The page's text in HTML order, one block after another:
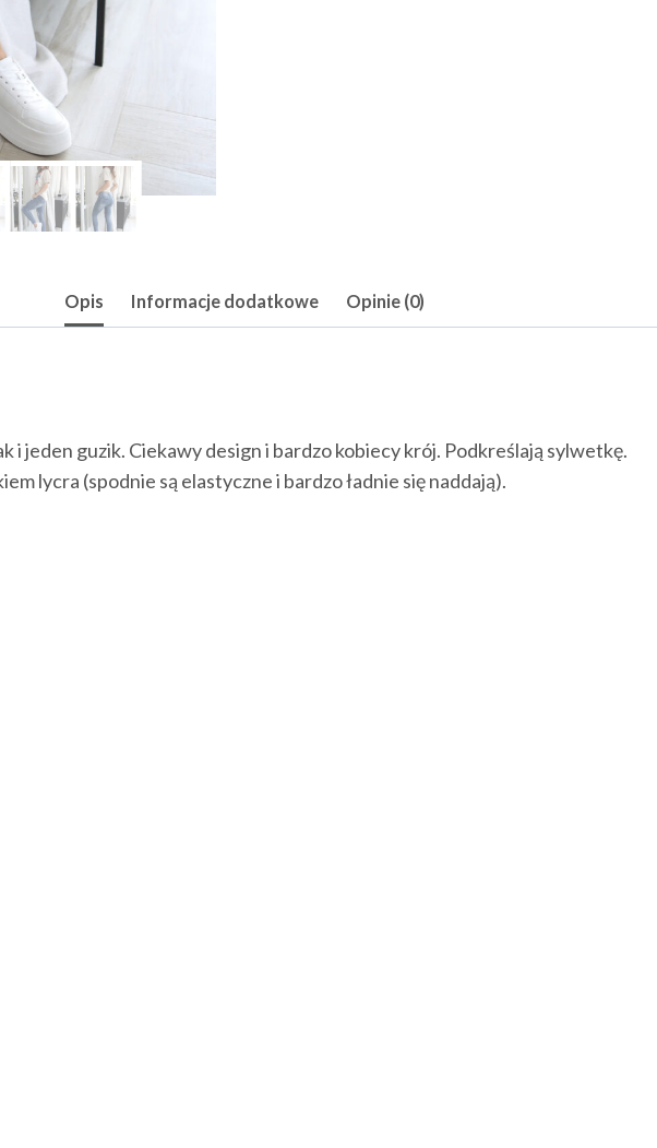
Opis Informacje dodatkowe Opinie (0)
i jeden guzik. Ciekawy design i bardzo kobiecy krój. Podkreślają sylwetkę.
lycra (spodnie są elastyczne i bardzo ładnie się naddają).